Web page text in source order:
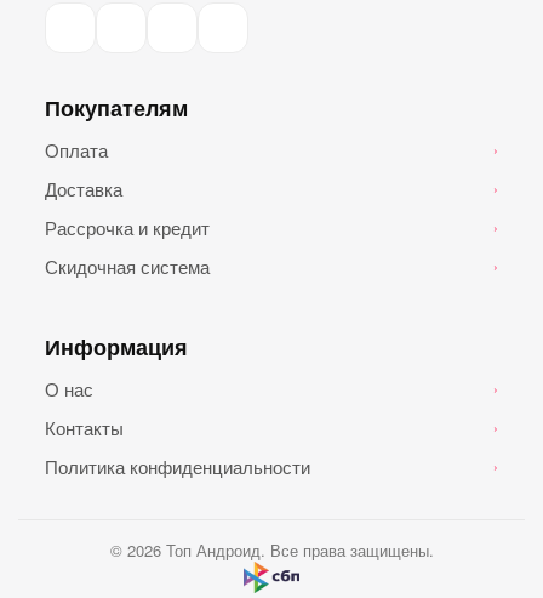
Покупателям
Оплата ›
Доставка ›
Рассрочка и кредит ›
Скидочная система ›
Информация
О нас ›
Контакты ›
Политика конфиденциальности ›
© 2026 Топ Андроид. Все права защищены.